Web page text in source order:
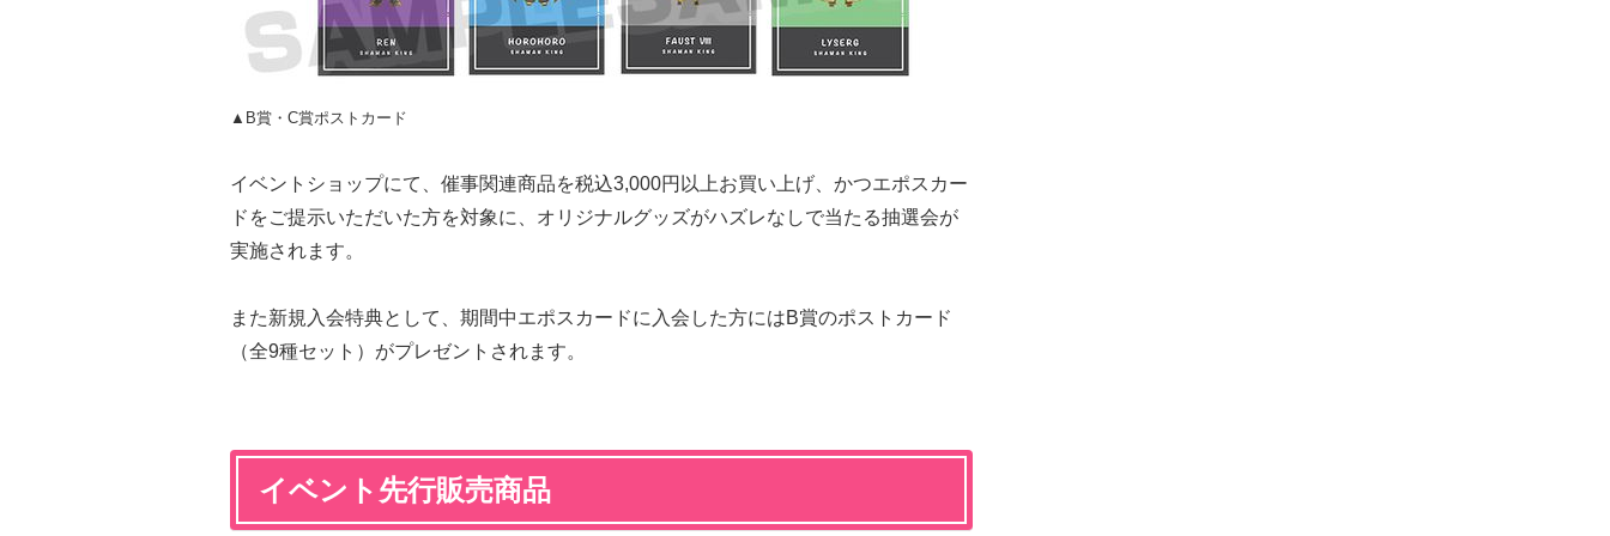
▲B賞・C賞ポストカード
イベントショップにて、催事関連商品を税込3,000円以上お買い上げ、かつエポスカー
ドをご提示いただいた方を対象に、オリジナルグッズがハズレなしで当たる抽選会が
実施されます。
また新規入会特典として、期間中エポスカードに入会した方にはB賞のポストカード
（全9種セット）がプレゼントされます。
イベント先行販売商品